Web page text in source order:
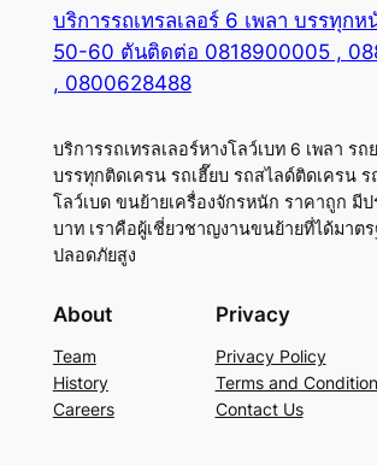
บริการรถเทรลเลอร์ 6 เพลา บรรทุก
50-60 ตันติดต่อ 0818900005 ,
, 0800628488
บริการรถเทรลเลอร์หางโลว์เบท 6 เพลา รถ
บรรทุกติดเครน รถเฮี๊ยบ รถสไลด์ติดเครน ร
โลว์เบด ขนย้ายเครื่องจักรหนัก ราคาถูก มี
บาท เราคือผู้เชี่ยวชาญงานขนย้ายที่ได้มาต
ปลอดภัยสูง
About
Team
History
Careers
Privacy
Privacy Policy
Terms and
Contact Us